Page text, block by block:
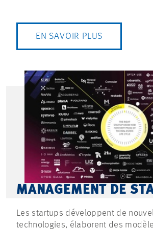
EN SAVOIR PLUS
MANAGEMENT DE
Les startups développent de
technologies, élaborent des